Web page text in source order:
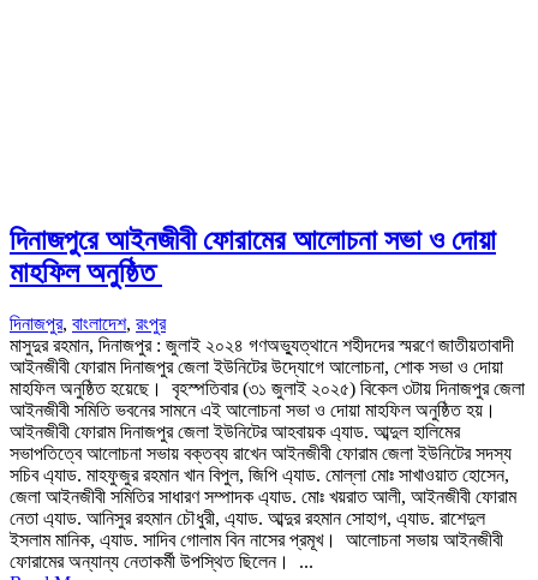
দিনাজপুরে আইনজীবী ফোরামের আলোচনা সভা ও দোয়া
মাহফিল অনুষ্ঠিত
দিনাজপুর, বাংলাদেশ, রংপুর
মাসুদুর রহমান, দিনাজপুর : জুলাই ২০২৪ গণঅভ্যুত্থানে শহীদদের স্মরণে জাতীয়তাবাদী
আইনজীবী ফোরাম দিনাজপুর জেলা ইউনিটের উদ্যোগে আলোচনা, শোক সভা ও দোয়া
মাহফিল অনুষ্ঠিত হয়েছে। বৃহস্পতিবার (৩১ জুলাই ২০২৫) বিকেল ৩টায় দিনাজপুর জেলা
আইনজীবী সমিতি ভবনের সামনে এই আলোচনা সভা ও দোয়া মাহফিল অনুষ্ঠিত হয়।
আইনজীবী ফোরাম দিনাজপুর জেলা ইউনিটের আহবায়ক এ্যাড. আব্দুল হালিমের
সভাপতিত্বে আলোচনা সভায় বক্তব্য রাখেন আইনজীবী ফোরাম জেলা ইউনিটের সদস্য
সচিব এ্যাড. মাহফুজুর রহমান খান বিপুল, জিপি এ্যাড. মোল্লা মোঃ সাখাওয়াত হোসেন,
জেলা আইনজীবী সমিতির সাধারণ সম্পাদক এ্যাড. মোঃ খয়রাত আলী, আইনজীবী ফোরাম
নেতা এ্যাড. আনিসুর রহমান চৌধুরী, এ্যাড. আব্দুর রহমান সোহাগ, এ্যাড. রাশেদুল
ইসলাম মানিক, এ্যাড. সাদিব গোলাম বিন নাসের প্রমূখ। আলোচনা সভায় আইনজীবী
ফোরামের অন্যান্য নেতাকর্মী উপস্থিত ছিলেন। ...